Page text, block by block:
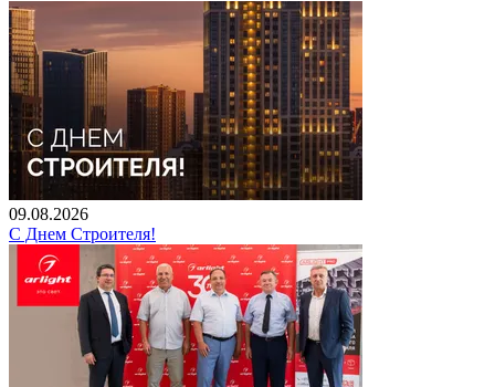
09.08.2026
С Днем Строителя!